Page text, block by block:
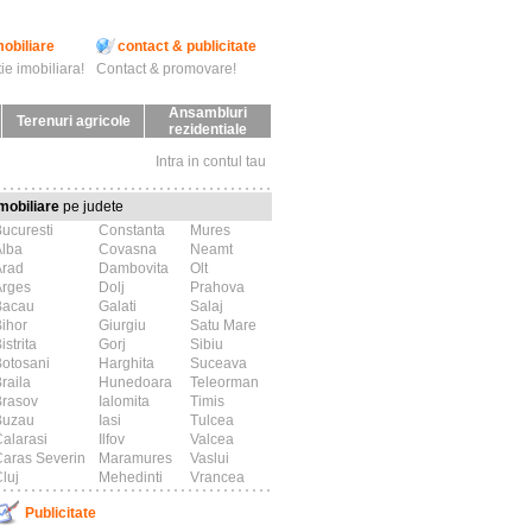
contact & publicitate
imobiliara! Contact & promovare!
Terenuri agricole
Ansambluri
rezidentiale
Intra in contul tau
pe judete
Constanta
Mures
Covasna
Neamt
Dambovita
Olt
Dolj
Prahova
Galati
Salaj
Giurgiu
Satu Mare
Gorj
Sibiu
Harghita
Suceava
Hunedoara
Teleorman
Ialomita
Timis
Iasi
Tulcea
Ilfov
Valcea
Severin
Maramures
Vaslui
Mehedinti Vrancea
Publicitate